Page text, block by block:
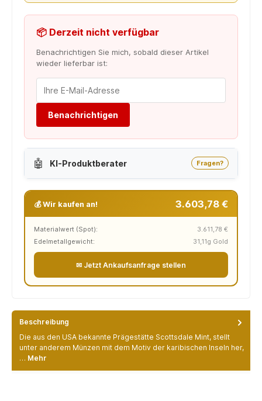
📦 Derzeit nicht verfügbar
Benachrichtigen Sie mich, sobald dieser Artikel
wieder lieferbar ist:
Benachrichtigen
🤖 KI-Produktberater Fragen?
💰 Wir kaufen an! 3.603,78 €
Materialwert (Spot):
3.611,78 €
Edelmetallgewicht:
31,11g Gold
✉ Jetzt Ankaufsanfrage stellen
Beschreibung
Die aus den USA bekannte Prägestätte Scottsdale Mint, stellt
unter anderem Münzen mit dem Motiv der karibischen Inseln her,
… Mehr